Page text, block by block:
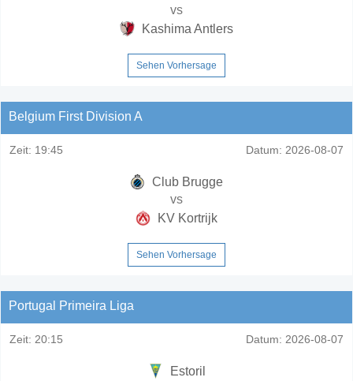
vs
Kashima Antlers
Sehen Vorhersage
Belgium First Division A
Zeit: 19:45 Datum: 2026-08-07
Club Brugge
vs
KV Kortrijk
Sehen Vorhersage
Portugal Primeira Liga
Zeit: 20:15 Datum: 2026-08-07
Estoril